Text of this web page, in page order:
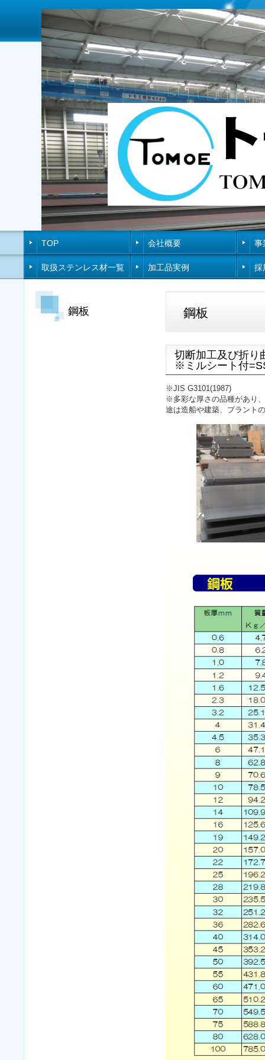
TOP 会社概要 事
取扱ステンレス材一覧 加工品実例 採
鋼板 鋼板
切断加工及び折り
※ミルシート付
※JIS G3101(1987)
※多彩な厚さの品種があり
途は造船や建築、プラント